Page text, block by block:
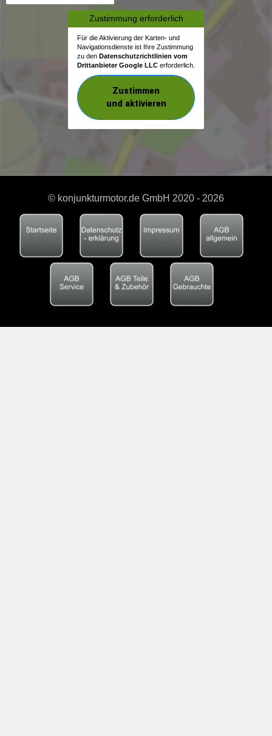
Zustimmung erforderlich
Für die Aktivierung der Karten- und
Navigationsdienste ist Ihre Zustimmung
zu den Datenschutzrichtlinien vom
Drittanbieter Google LLC erforderlich.
Zustimmen
und aktivieren
© konjunkturmotor.de GmbH 2020 - 2026